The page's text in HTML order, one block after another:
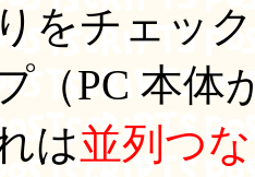
をチェッ
（PC 本体
は並列つ